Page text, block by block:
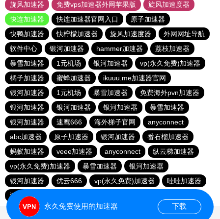
旋风加速器
免费vps加速器外网苹果版
旋风加速度器
快连加速器
快连加速器官网入口
原子加速器
快鸭加速器
快柠檬加速器 旋风加速度器
外网网址导航
软件中心
银河加速器 hammer加速器
荔枝加速器
暴雪加速器
1元机场 银河加速器
vp(永久免费)加速器
橘子加速器
蜜蜂加速器
ikuuu.me加速器官网
银河加速器
1元机场 暴雪加速器
免费海外pvn加速器
银河加速器
银河加速器 银河加速器
暴雪加速器
银河加速器
速鹰666 海外梯子官网
anyconnect
abc加速器
原子加速器 银河加速器
番石榴加速器
蚂蚁加速器
veee加速器 anyconnect
纵云梯加速器
vp(永久免费)加速器
暴雪加速器
银河加速器
银河加速器
优云666 vp(永久免费)加速器
哇哇加速器
海鸥加速器
永久免费使用的加速器 下载